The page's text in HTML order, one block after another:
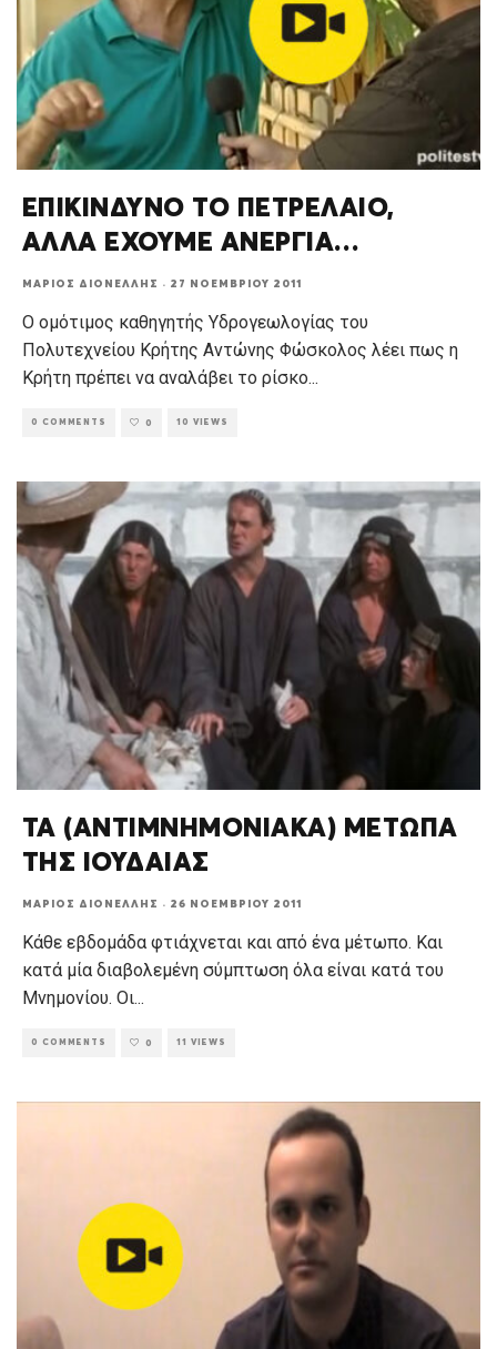
ΕΠΙΚΙΝΔΥΝΟ ΤΟ ΠΕΤΡΕΛΑΙΟ,
ΑΛΛΑ ΕΧΟΥΜΕ ΑΝΕΡΓΙΑ…
ΜΆΡΙΟΣ ΔΙΟΝΈΛΛΗΣ · 27 ΝΟΕΜΒΡΊΟΥ 2011
Ο ομότιμος καθηγητής Υδρογεωλογίας του
Πολυτεχνείου Κρήτης Αντώνης Φώσκολος λέει πως η
Κρήτη πρέπει να αναλάβει το ρίσκο...
0 COMMENTS 0 10 VIEWS
ΤΑ (ΑΝΤΙΜΝΗΜΟΝΙΑΚΑ) ΜΕΤΩΠΑ
ΤΗΣ ΙΟΥΔΑΙΑΣ
ΜΆΡΙΟΣ ΔΙΟΝΈΛΛΗΣ · 26 ΝΟΕΜΒΡΊΟΥ 2011
Κάθε εβδομάδα φτιάχνεται και από ένα μέτωπο. Και
κατά μία διαβολεμένη σύμπτωση όλα είναι κατά του
Μνημονίου. Οι...
0 COMMENTS 0 11 VIEWS